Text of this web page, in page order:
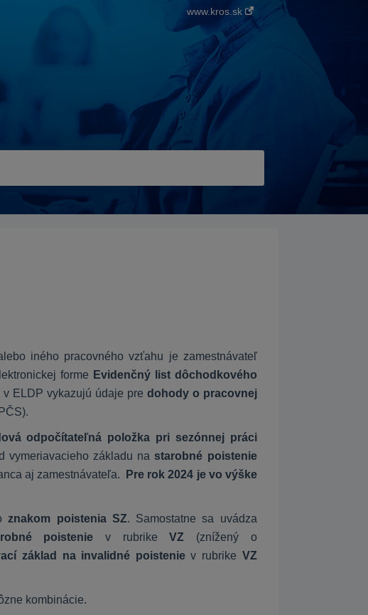
www.kros.sk
iného pracovného vzťahu je zamestnávateľ
forme Evidenčný list dôchodkového
ELDP vykazujú údaje pre dohody o pracovnej
odpočítateľná položka pri sezónnej práci
vymeriavacieho základu na starobné poistenie
aj zamestnávateľa.
Pre rok 2024 je vo výške
znakom poistenia SZ. Samostatne sa uvádza
poistenie v rubrike VZ (znížený o
základ na invalidné poisteniev rubrike VZ
kombinácie.